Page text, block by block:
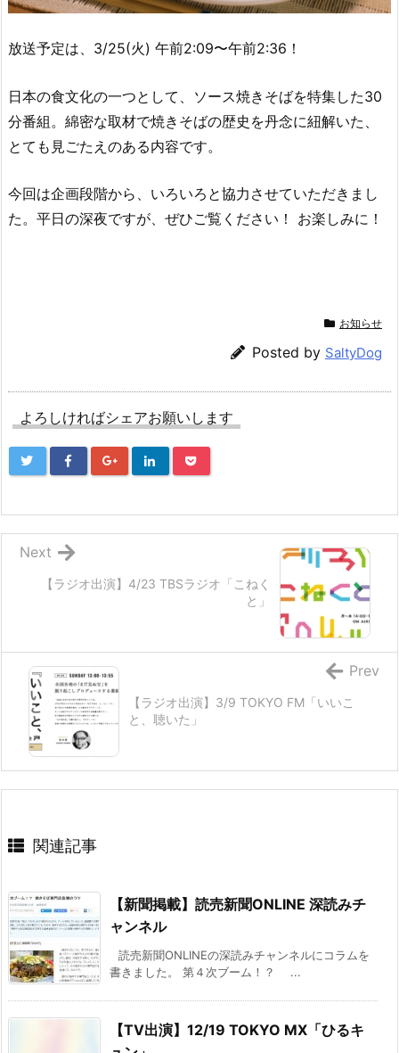
放送予定は、3/25(火) 午前2:09〜午前2:36！
日本の食文化の一つとして、ソース焼きそばを特集した30
分番組。綿密な取材で焼きそばの歴史を丹念に紐解いた、
とても見ごたえのある内容です。
今回は企画段階から、いろいろと協力させていただきまし
た。平日の深夜ですが、ぜひご覧ください！ お楽しみに！
お知らせ
Posted by SaltyDog
よろしければシェアお願いします
【ラジオ出演】4/23 TBSラジオ「こねく
と」
Next
【ラジオ出演】3/9 TOKYO FM「いいこ
と、聴いた」
Prev
関連記事
【新聞掲載】読売新聞ONLINE 深読みチ
ャンネル
読売新聞ONLINEの深読みチャンネルにコラムを
書きました。 第４次ブーム！？ ...
【TV出演】12/19 TOKYO MX「ひるキ